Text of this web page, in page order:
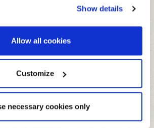
Show details
Allow all cookies
Customize
necessary cookies only
und Pülpe mit Schalen), Geliermittel:
NAHRWERTE
0 g
FETTSÄUREN 0 g
WEITERE
Probiere sie alle